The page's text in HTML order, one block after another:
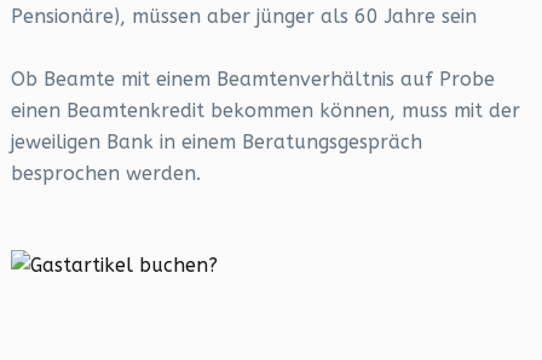
Pensionäre), müssen aber jünger als 60 Jahre sein
Ob Beamte mit einem Beamtenverhältnis auf Probe
einen Beamtenkredit bekommen können, muss mit der
jeweiligen Bank in einem Beratungsgespräch
besprochen werden.